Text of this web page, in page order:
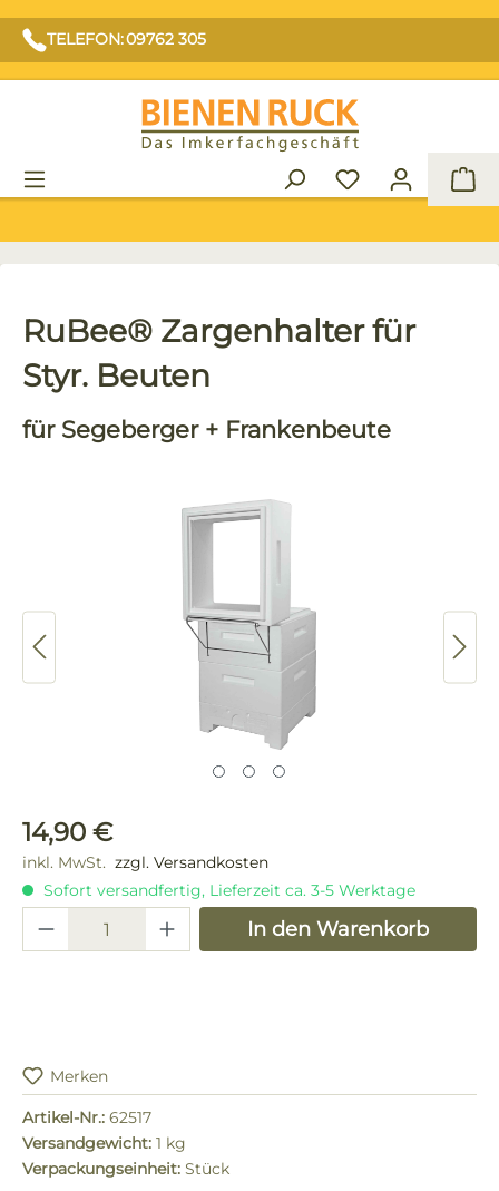
TELEFON: 09762 305
RuBee® Zargenhalter für
Styr. Beuten
für Segeberger + Frankenbeute
Bildergalerie überspringen
Regulärer Preis:
14,90 €
inkl. MwSt. zzgl. Versandkosten
Sofort versandfertig, Lieferzeit ca. 3-5 Werktage
Produkt Anzahl: Gib denIn den Warenkorb
Merken
Artikel-Nr.: 62517
Versandgewicht: 1 kg
Verpackungseinheit: Stück